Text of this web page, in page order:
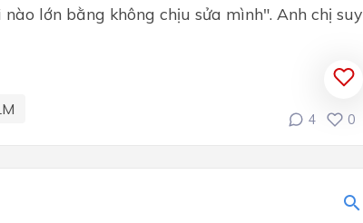
lớn bằng không chịu sửa mình". Anh chị suy
4 0